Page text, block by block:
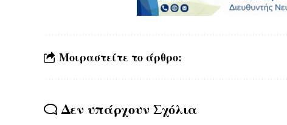
Μοιραστείτε το άρθρο:
Δεν υπάρχουν Σχόλια